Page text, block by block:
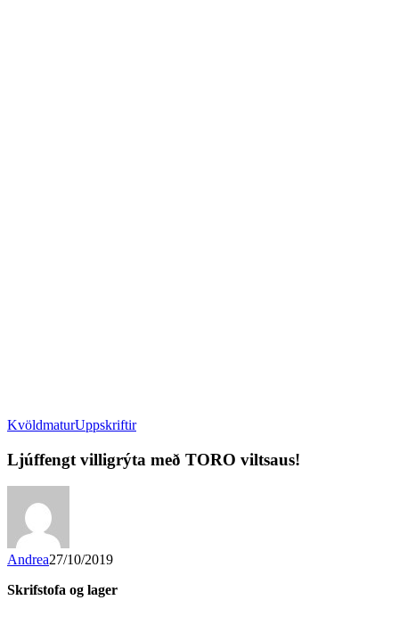
KvöldmaturUppskriftir
Ljúffengt villigrýta með TORO viltsaus!
Andrea27/10/2019
Skrifstofa og lager